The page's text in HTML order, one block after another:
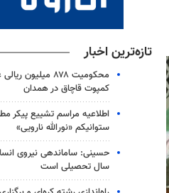
تازه‌ترین اخبار
محکومیت ۸۷۸ میلیون
کمپوت قاچاق در همدان
اطلاعیه مراسم تشییع پیکر
ستوانیکم «نورالله نارویی»
حسینی: ساماندهی نیروی
سال تحصیلی است